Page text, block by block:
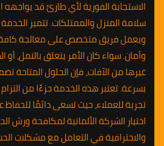
الاستجابة الفورية لأي طارئ قد
سلامة المنزل والممتلكات. تتميز الخدمة
ويعمل فريق متخصص على معالجة كافة
وأمان. سواء كان الأمر يتعلق بالنمل، أو
غيرها من الآفات، فإن الحلول المتاحة
بسرعة. تعتبر هذه الخدمة جزءًا من
تجربة للعملاء، حيث تسعى دائمًا
اختيار الشركة الألمانية لمكافحة ورش
والاحترافية في التعامل مع مشكلات